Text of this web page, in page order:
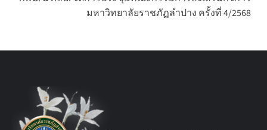
มหาวิทยาลัยราชภัฏลำปาง ครั้งที่ 4/2568